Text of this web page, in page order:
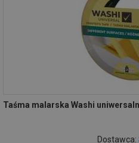
Taśma malarska Washi
Dostawca: